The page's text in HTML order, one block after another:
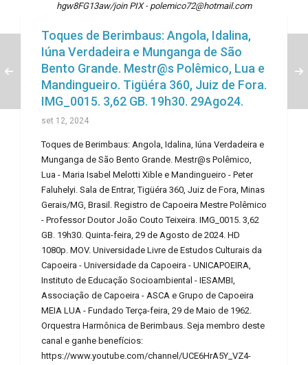
hgw8FG13aw/join PIX - polemico72@hotmail.com
Toques de Berimbaus: Angola, Idalina,
Iúna Verdadeira e Munganga de São
Bento Grande. Mestr@s Polêmico, Lua e
Mandingueiro. Tigüéra 360, Juiz de Fora.
IMG_0015. 3,62 GB. 19h30. 29Ago24.
set 12, 2024
Toques de Berimbaus: Angola, Idalina, Iúna Verdadeira e
Munganga de São Bento Grande. Mestr@s Polêmico,
Lua - Maria Isabel Melotti Xible e Mandingueiro - Peter
Faluhelyi. Sala de Entrar, Tigüéra 360, Juiz de Fora, Minas
Gerais/MG, Brasil. Registro de Capoeira Mestre Polêmico
- Professor Doutor João Couto Teixeira. IMG_0015. 3,62
GB. 19h30. Quinta-feira, 29 de Agosto de 2024. HD
1080p. MOV. Universidade Livre de Estudos Culturais da
Capoeira - Universidade da Capoeira - UNICAPOEIRA,
Instituto de Educação Socioambiental - IESAMBI,
Associação de Capoeira - ASCA e Grupo de Capoeira
MEIA LUA - Fundado Terça-feira, 29 de Maio de 1962.
Orquestra Harmônica de Berimbaus. Seja membro deste
canal e ganhe benefícios:
https://www.youtube.com/channel/UCE6HrA5Y_VZ4-